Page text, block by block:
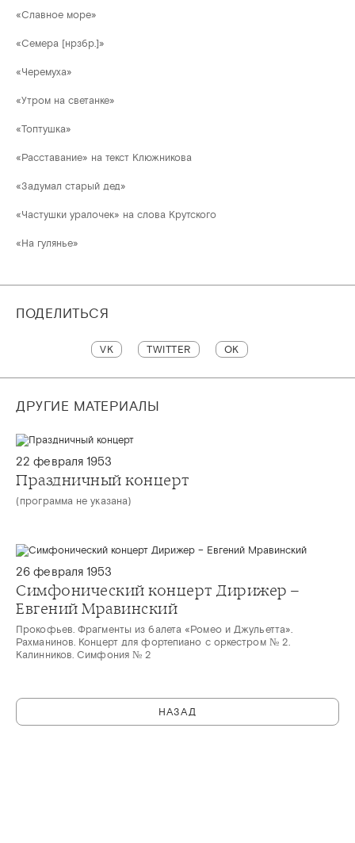
«Славное море»
«Семера [нрзбр.]»
«Черемуха»
«Утром на светанке»
«Топтушка»
«Расставание» на текст Клюжникова
«Задумал старый дед»
«Частушки уралочек» на слова Крутского
«На гулянье»
ПОДЕЛИТЬСЯ
VK TWITTER OK
ДРУГИЕ МАТЕРИАЛЫ
22 февраля 1953
Праздничный концерт
(программа не указана)
26 февраля 1953
Симфонический концерт Дирижер –
Евгений Мравинский
Прокофьев. Фрагменты из балета «Ромео и Джульетта».
Рахманинов. Концерт для фортепиано с оркестром № 2.
Калинников. Симфония № 2
НАЗАД